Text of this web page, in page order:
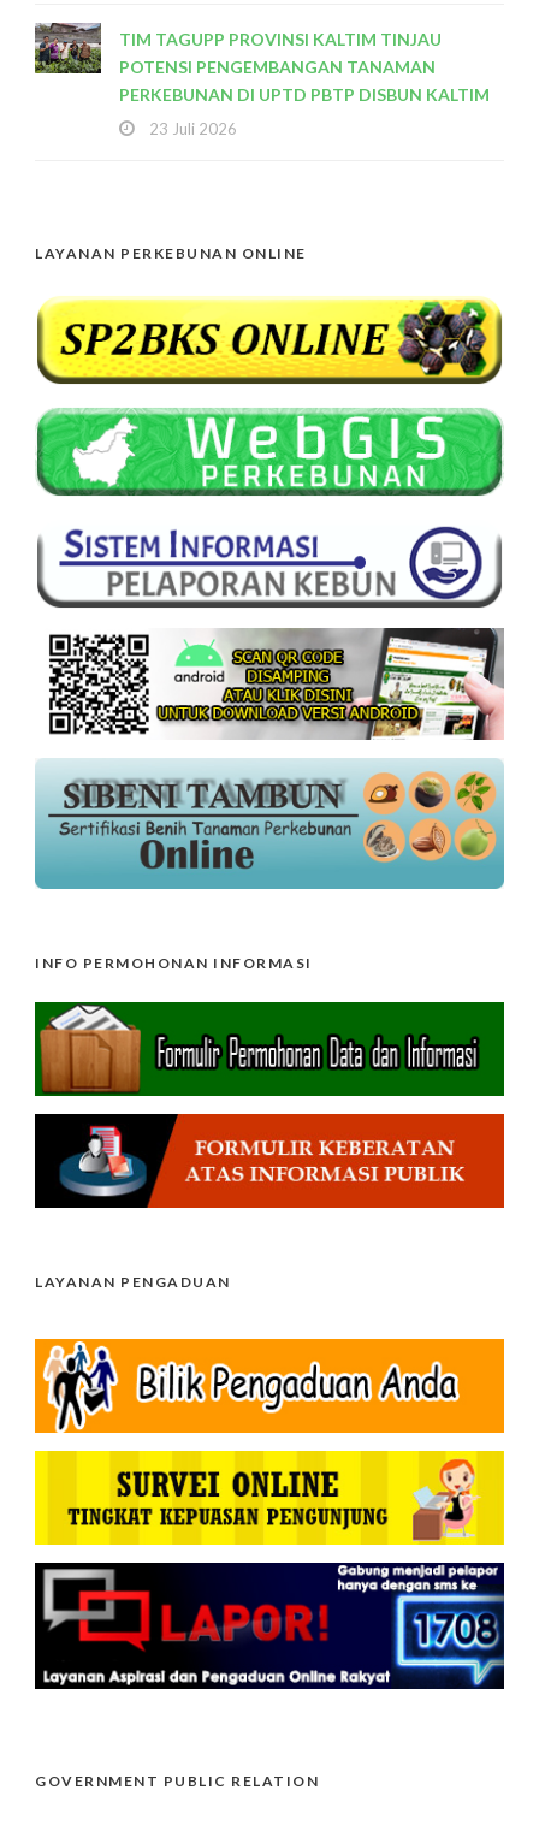
TIM TAGUPP PROVINSI KALTIM TINJAU
POTENSI PENGEMBANGAN TANAMAN
PERKEBUNAN DI UPTD PBTP DISBUN KALTIM
23 Juli 2026
LAYANAN PERKEBUNAN ONLINE
INFO PERMOHONAN INFORMASI
LAYANAN PENGADUAN
GOVERNMENT PUBLIC RELATION